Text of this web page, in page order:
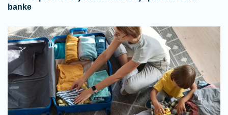
banke